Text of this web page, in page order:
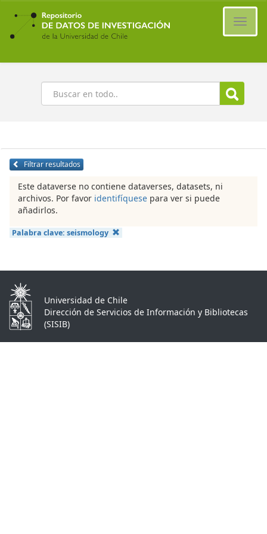
Ir
contenido
principal
Buscar
Filtrar resultados
Este dataverse no contiene dataverses, datasets, ni
archivos. Por favor identifíquese para ver si puede
añadirlos.
Palabra clave: seismology
Universidad de Chile
Dirección de Servicios de Información y Bibliotecas
(SISIB)